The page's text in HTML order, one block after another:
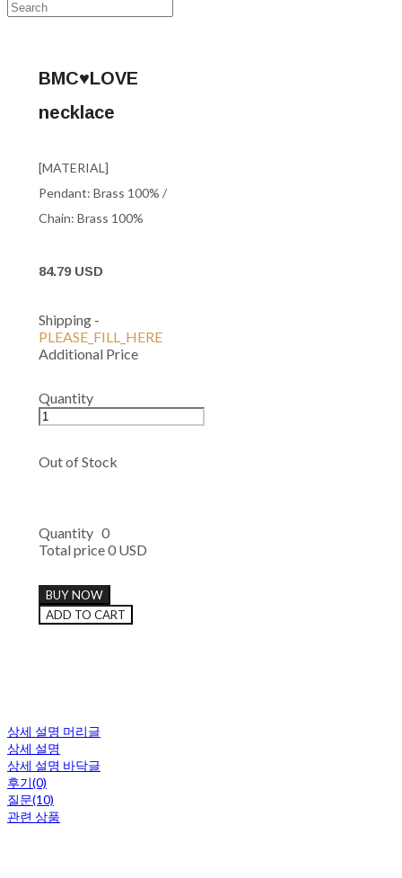
BMC♥︎LOVE
necklace
[MATERIAL]
Pendant: Brass 100% /
Chain: Brass 100%
84.79 USD
Shipping -
PLEASE_FILL_HERE
Additional Price
Quantity
Out of Stock
Quantity 0
Total price0 USD
BUY NOW
ADD TO CART
상세 설명 머리글
상세 설명
상세 설명 바닥글
후기(0)
질문(10)
관련 상품